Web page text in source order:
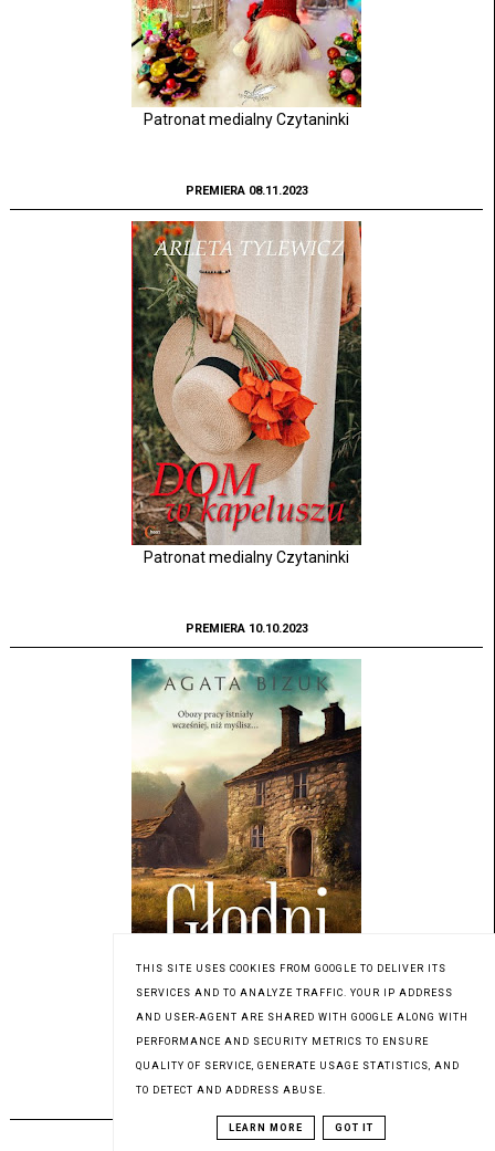
Patronat medialny Czytaninki
PREMIERA 08.11.2023
Patronat medialny Czytaninki
PREMIERA 10.10.2023
THIS SITE USES COOKIES FROM GOOGLE TO DELIVER ITS
SERVICES AND TO ANALYZE TRAFFIC. YOUR IP ADDRESS
AND USER-AGENT ARE SHARED WITH GOOGLE ALONG WITH
PERFORMANCE AND SECURITY METRICS TO ENSURE
QUALITY OF SERVICE, GENERATE USAGE STATISTICS, AND
TO DETECT AND ADDRESS ABUSE.
LEARN MORE GOT IT